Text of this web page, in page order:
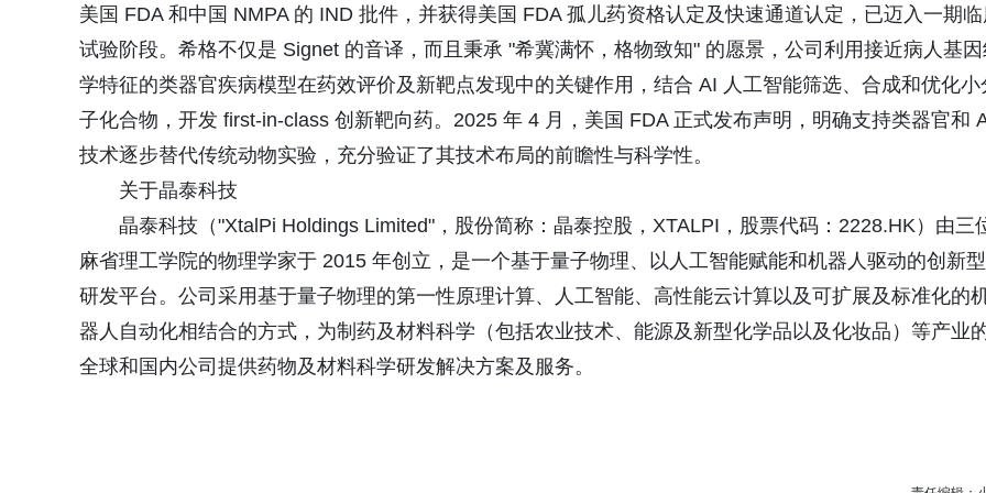
美国 FDA 和中国 NMPA 的 IND 批件，并获得美国 FDA 孤儿药资格认定及快速通道认定，已迈入一期临
试验阶段。希格不仅是 Signet 的音译，而且秉承 "希冀满怀，格物致知" 的愿景，公司利用接近病人基因
学特征的类器官疾病模型在药效评价及新靶点发现中的关键作用，结合 AI 人工智能筛选、合成和优化小
子化合物，开发 first-in-class 创新靶向药。2025 年 4 月，美国 FDA 正式发布声明，明确支持类器官和
技术逐步替代传统动物实验，充分验证了其技术布局的前瞻性与科学性。
关于晶泰科技
晶泰科技（"XtalPi Holdings Limited"，股份简称：晶泰控股，XTALPI，股票代码：2228.HK）由三
麻省理工学院的物理学家于 2015 年创立，是一个基于量子物理、以人工智能赋能和机器人驱动的创新型
研发平台。公司采用基于量子物理的第一性原理计算、人工智能、高性能云计算以及可扩展及标准化的
器人自动化相结合的方式，为制药及材料科学（包括农业技术、能源及新型化学品以及化妆品）等产业
全球和国内公司提供药物及材料科学研发解决方案及服务。